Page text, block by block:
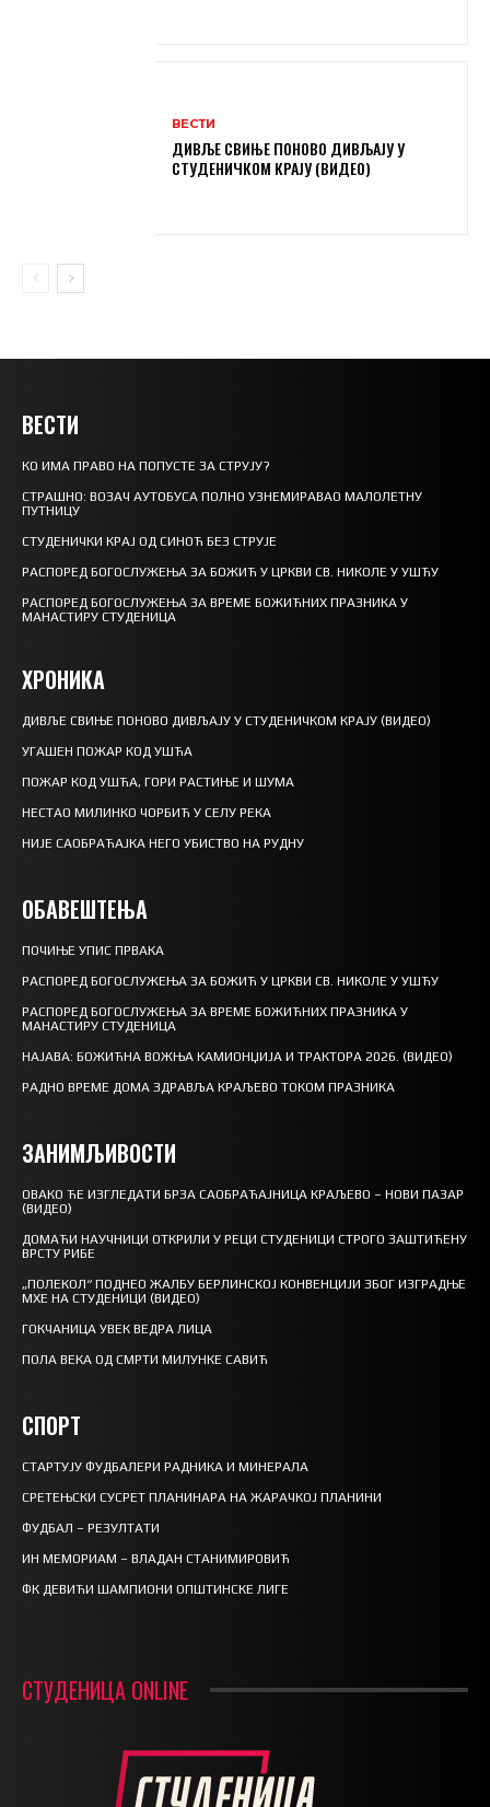
ВЕСТИ
ДИВЉЕ СВИЊЕ ПОНОВО ДИВЉАЈУ У
СТУДЕНИЧКОМ КРАЈУ (ВИДЕО)
ВЕСТИ
КО ИМА ПРАВО НА ПОПУСТЕ ЗА СТРУЈУ?
СТРАШНО: ВОЗАЧ АУТОБУСА ПОЛНО УЗНЕМИРАВАО МАЛОЛЕТНУ
ПУТНИЦУ
СТУДЕНИЧКИ КРАЈ ОД СИНОЋ БЕЗ СТРУЈЕ
РАСПОРЕД БОГОСЛУЖЕЊА ЗА БОЖИЋ У ЦРКВИ СВ. НИКОЛЕ У УШЋУ
РАСПОРЕД БОГОСЛУЖЕЊА ЗА ВРЕМЕ БОЖИЋНИХ ПРАЗНИКА У
МАНАСТИРУ СТУДЕНИЦА
ХРОНИКА
ДИВЉЕ СВИЊЕ ПОНОВО ДИВЉАЈУ У СТУДЕНИЧКОМ КРАЈУ (ВИДЕО)
УГАШЕН ПОЖАР КОД УШЋА
ПОЖАР КОД УШЋА, ГОРИ РАСТИЊЕ И ШУМА
НЕСТАО МИЛИНКО ЧОРБИЋ У СЕЛУ РЕКА
НИЈЕ САОБРАЋАЈКА НЕГО УБИСТВО НА РУДНУ
ОБАВЕШТЕЊА
ПОЧИЊЕ УПИС ПРВАКА
РАСПОРЕД БОГОСЛУЖЕЊА ЗА БОЖИЋ У ЦРКВИ СВ. НИКОЛЕ У УШЋУ
РАСПОРЕД БОГОСЛУЖЕЊА ЗА ВРЕМЕ БОЖИЋНИХ ПРАЗНИКА У
МАНАСТИРУ СТУДЕНИЦА
НАЈАВА: БОЖИЋНА ВОЖЊА КАМИОНЏИЈА И ТРАКТОРА 2026. (ВИДЕО)
РАДНО ВРЕМЕ ДОМА ЗДРАВЉА КРАЉЕВО ТОКОМ ПРАЗНИКА
ЗАНИМЉИВОСТИ
ОВАКО ЋЕ ИЗГЛЕДАТИ БРЗА САОБРАЋАЈНИЦА КРАЉЕВО – НОВИ ПАЗАР
(ВИДЕО)
ДОМАЋИ НАУЧНИЦИ ОТКРИЛИ У РЕЦИ СТУДЕНИЦИ СТРОГО ЗАШТИЋЕНУ
ВРСТУ РИБЕ
„ПОЛЕКОЛ“ ПОДНЕО ЖАЛБУ БЕРЛИНСКОЈ КОНВЕНЦИЈИ ЗБОГ ИЗГРАДЊЕ
МХЕ НА СТУДЕНИЦИ (ВИДЕО)
ГОКЧАНИЦА УВЕК ВЕДРА ЛИЦА
ПОЛА ВЕКА ОД СМРТИ МИЛУНКЕ САВИЋ
СПОРТ
СТАРТУЈУ ФУДБАЛЕРИ РАДНИКА И МИНЕРАЛА
СРЕТЕЊСКИ СУСРЕТ ПЛАНИНАРА НА ЖАРАЧКОЈ ПЛАНИНИ
ФУДБАЛ – РЕЗУЛТАТИ
ИН МЕМОРИАМ – ВЛАДАН СТАНИМИРОВИЋ
ФК ДЕВИЋИ ШАМПИОНИ ОПШТИНСКЕ ЛИГЕ
СТУДЕНИЦА ONLINE